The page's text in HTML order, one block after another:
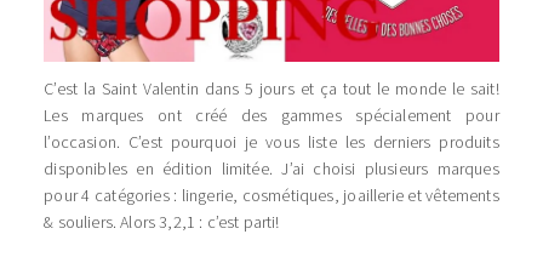
C’est la Saint Valentin dans 5 jours et ça tout le monde le sait!
Les marques ont créé des gammes spécialement pour
l’occasion. C’est pourquoi je vous liste les derniers produits
disponibles en édition limitée. J’ai choisi plusieurs marques
pour 4 catégories : lingerie, cosmétiques, joaillerie et vêtements
& souliers. Alors 3,2,1 : c’est parti!